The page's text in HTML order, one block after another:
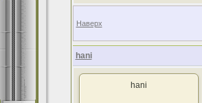
Наверх
hani
hani